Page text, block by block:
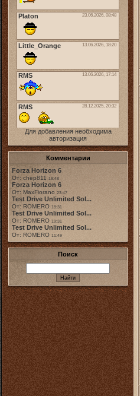
Для добавления необходима
авторизация
Комментарии
Forza Horizon 6
От: chep811 19:48
Forza Horizon 6
От: MaxFiorano 23:47
Test Drive Unlimited Sol...
От: ROMERO 18:31
Test Drive Unlimited Sol...
От: ROMERO 19:31
Test Drive Unlimited Sol...
От: ROMERO 11:49
Поиск